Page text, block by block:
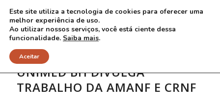
UNIMED BH DIVULGA
TRABALHO DA AMANF E CRNF
Este site utiliza a tecnologia de cookies para oferecer uma
melhor experiência de uso.
Ao utilizar nossos serviços, você está ciente dessa
funcionalidade. Saiba mais.
Aceitar